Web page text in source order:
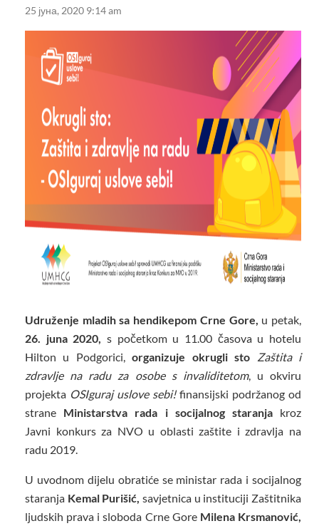
25 јуна, 2020 9:14 am
Udruženje mladih sa hendikepom Crne Gore, u petak,
26. juna 2020, s početkom u 11.00 časova u hotelu
Hilton u Podgorici,organizuje okrugli sto Zaštita i
zdravlje na radu za osobe s invaliditetom, u okviru
projekta OSIguraj uslove sebi!finansijski podržanog od
strane Ministarstva rada i socijalnog staranjakroz
Javni konkurs za NVO u oblasti zaštite i zdravlja na
radu 2019.
U uvodnom dijelu obratiće se ministar rada i socijalnog
staranja Kemal Purišić, savjetnica u instituciji Zaštitnika
ljudskih prava i sloboda Crne Gore Milena Krsmanović,